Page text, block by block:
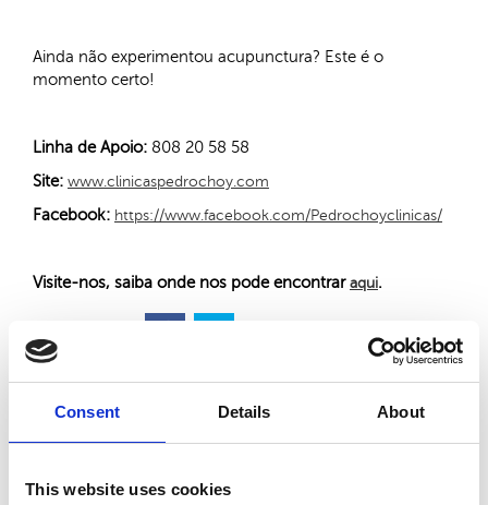
Consent Details About
This website uses cookies
Ainda não experimentou acupunctura? Este é o
momento certo!
Linha de Apoio: 808 20 58 58
Site: www.clinicaspedrochoy.com
Facebook: https://www.facebook.com/Pedrochoyclinicas/
Visite-nos, saiba onde nos pode encontrar aqui.
Artigos Relacionados: